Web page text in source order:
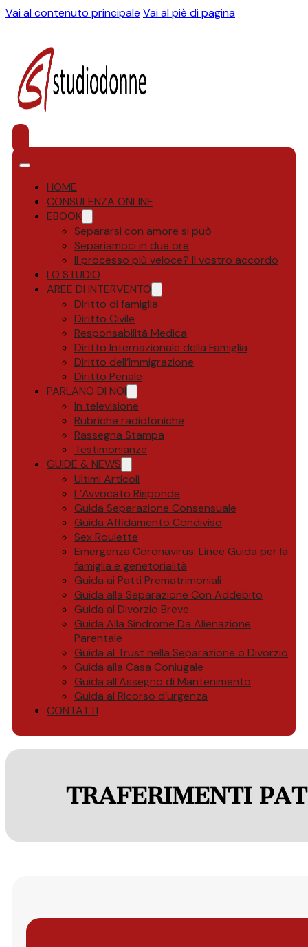
Vai al contenuto principale Vai al piè di pagina
HOME
CONSULENZA ONLINE
EBOOK
Separarsi con amore si può
Separiamoci in due ore
Il processo più veloce? Il vostro accordo
LO STUDIO
AREE DI INTERVENTO
Diritto di famiglia
Diritto Civile
Responsabilità Medica
Diritto Internazionale della Famiglia
Diritto dell’Immigrazione
Diritto Penale
PARLANO DI NOI
In televisione
Rubriche radiofoniche
Rassegna Stampa
Testimonianze
GUIDE & NEWS
Ultimi Articoli
L’Avvocato Risponde
Guida Separazione Consensuale
Guida Affidamento Condiviso
Sex Roulette
Emergenza Coronavirus: Linee Guida per la
famiglia e genetorialità
Guida ai Patti Prematrimoniali
Guida alla Separazione Con Addebito
Guida al Divorzio Breve
Guida Alla Sindrome Da Alienazione
Parentale
Guida al Trust nella Separazione o Divorzio
Guida alla Casa Coniugale
Guida all’Assegno di Mantenimento
Guida al Ricorso d’urgenza
CONTATTI
TRAFERIMENTI